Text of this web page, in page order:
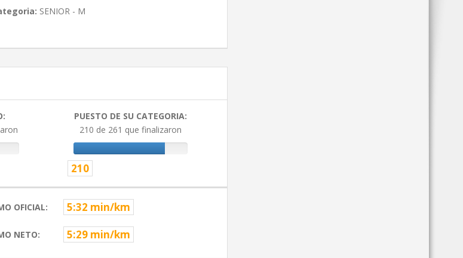
SENIOR - M
PUESTO DE SU CATEGORIA:
210 de 261 que finalizaron
210
OFICIAL: 5:32 min/km
NETO: 5:29 min/km